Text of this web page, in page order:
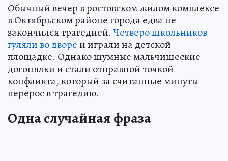
Обычный вечер в ростовском жилом комплексе
в Октябрьском районе города едва не
закончился трагедией.Четверо школьников
гуляли во двореи играли на детской
площадке. Однако шумные мальчишеские
догонялки и стали отправной точкой
конфликта, который за считанные минуты
перерос в трагедию.
Одна случайная фраза